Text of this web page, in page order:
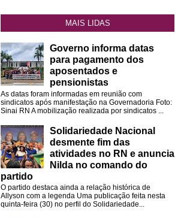
MAIS LIDAS
Governo informa datas
para pagamento dos
aposentados e
pensionistas
As datas foram informadas em reunião com
sindicatos após manifestação na Governadoria Foto:
Sinai RN A mobilização realizada por sindicatos ...
Solidariedade Nacional
desmente fim das
atividades no RN e anuncia
Nilda no comando do
partido
O partido destaca ainda a relação histórica de
Allyson com a legenda Uma publicação feita nesta
quinta-feira (30) no perfil do Solidariedade...